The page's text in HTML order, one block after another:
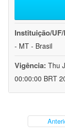
Instituição/
- MT - Brasil
Vigência: Thu
00:00:00 BRT